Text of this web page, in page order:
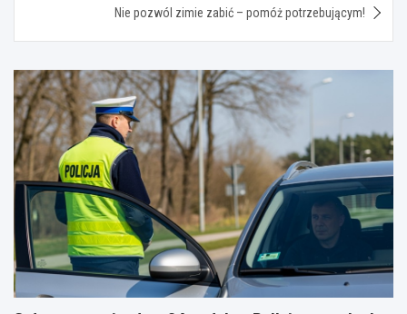
Nie pozwól zimie zabić – pomóż potrzebującym!